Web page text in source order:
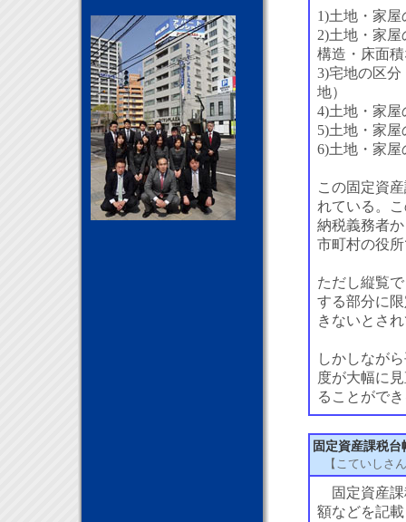
1)土地・家
2)土地・家
構造・床面
3)宅地の区
地）
4)土地・家
5)土地・家
6)土地・家
この固定資
れている。
納税義務者
市町村の役
ただし縦覧
する部分に
きないとさ
しかしなが
度が大幅に
ることがで
固定資産課税台
【こていしさ
固定資産課
額などを記